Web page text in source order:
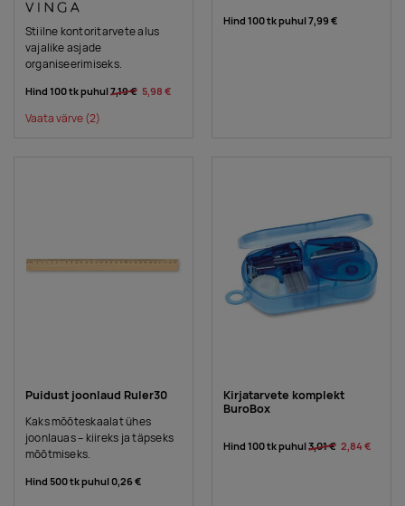
Stiilne kontoritarvete alus
vajalike asjade
organiseerimiseks.
Hind 100 tk puhul7,19 € 5,98 €
Vaata värve(2)
Hind 100 tk puhul7,99 €
Puidust joonlaud Ruler30
Kaks mõõteskaalat ühes
joonlauas – kiireks ja täpseks
mõõtmiseks.
Hind 500 tk puhul0,26 €
Kirjatarvete komplekt
BuroBox
Hind 100 tk puhul3,01 € 2,84 €